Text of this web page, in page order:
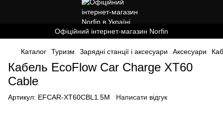
Офіційний інтернет-магазин Norfin
Каталог Туризм Зарядні станції і аксесуари Аксесуари
Кабель EcoFlow Car Charge XT60
Cable
Артикул: EFCAR-XT60CBL1.5M Написати відгук